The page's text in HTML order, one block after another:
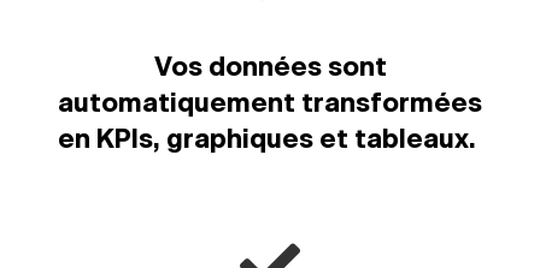
Vos données sont
automatiquement transformées
en KPIs, graphiques et tableaux.